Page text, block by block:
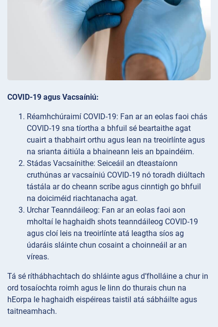
COVID-19 agus Vacsaíniú:
Réamhchúraimí COVID-19: Fan ar an eolas faoi chás
COVID-19 sna tíortha a bhfuil sé beartaithe agat
cuairt a thabhairt orthu agus lean na treoirlínte agus
na srianta áitiúla a bhaineann leis an bpaindéim.
Stádas Vacsaínithe: Seiceáil an dteastaíonn
cruthúnas ar vacsaíniú COVID-19 nó toradh diúltach
tástála ar do cheann scríbe agus cinntigh go bhfuil
na doiciméid riachtanacha agat.
Urchar Teanndáileog: Fan ar an eolas faoi aon
mholtaí le haghaidh shots teanndáileog COVID-19
agus cloí leis na treoirlínte atá leagtha síos ag
údaráis sláinte chun cosaint a choinneáil ar an
víreas.
Tá sé ríthábhachtach do shláinte agus d’fholláine a chur in
ord tosaíochta roimh agus le linn do thurais chun na
hEorpa le haghaidh eispéireas taistil atá sábháilte agus
taitneamhach.